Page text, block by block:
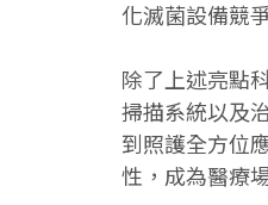
化滅菌設備競
除了上述亮點
掃描系統以及
到照護全方位
性，成為醫療